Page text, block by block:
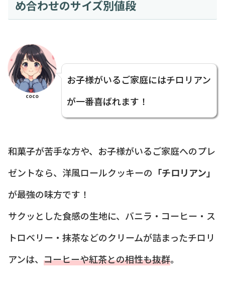
め合わせのサイズ別値段
coco
お子様がいるご家庭にはチロリアン
が一番喜ばれます！
和菓子が苦手な方や、お子様がいるご家庭へのプレ
ゼントなら、洋風ロールクッキーの 「チロリアン」
が最強の味方です！
サクッとした食感の生地に、バニラ・コーヒー・ス
トロベリー・抹茶などのクリームが詰まったチロリ
アンは、 コーヒーや紅茶との相性も抜群。